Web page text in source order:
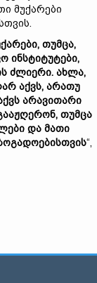
მუქარები
თუმცა,
ინსტიტუტები,
ძლიერი. ახლა,
აქვს, არათუ
არავითარი
თუმცა
და მათი
“,